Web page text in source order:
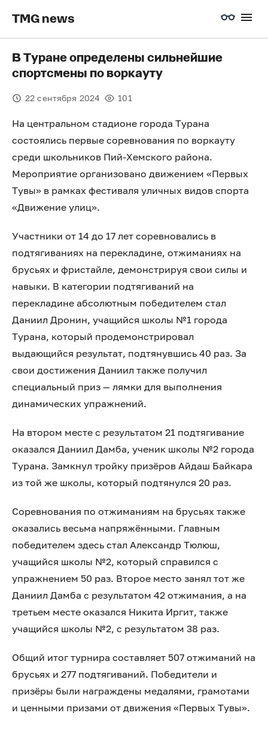
TMG news
В Туране определены сильнейшие
спортсмены по воркауту
22 сентября 2024 101
На центральном стадионе города Турана
состоялись первые соревнования по воркауту
среди школьников Пий-Хемского района.
Мероприятие организовано движением «Первых
Тувы» в рамках фестиваля уличных видов спорта
«Движение улиц».
Участники от 14 до 17 лет соревновались в
подтягиваниях на перекладине, отжиманиях на
брусьях и фристайле, демонстрируя свои силы и
навыки. В категории подтягиваний на
перекладине абсолютным победителем стал
Даниил Дронин, учащийся школы №1 города
Турана, который продемонстрировал
выдающийся результат, подтянувшись 40 раз. За
свои достижения Даниил также получил
специальный приз — лямки для выполнения
динамических упражнений.
На втором месте с результатом 21 подтягивание
оказался Даниил Дамба, ученик школы №2 города
Турана. Замкнул тройку призёров Айдаш Байкара
из той же школы, который подтянулся 20 раз.
Соревнования по отжиманиям на брусьях также
оказались весьма напряжёнными. Главным
победителем здесь стал Александр Тюлюш,
учащийся школы №2, который справился с
упражнением 50 раз. Второе место занял тот же
Даниил Дамба с результатом 42 отжимания, а на
третьем месте оказался Никита Иргит, также
учащийся школы №2, с результатом 38 раз.
Общий итог турнира составляет 507 отжиманий на
брусьях и 277 подтягиваний. Победители и
призёры были награждены медалями, грамотами
и ценными призами от движения «Первых Тувы».